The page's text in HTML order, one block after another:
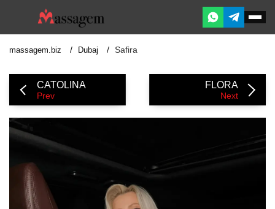
massagem.biz Dubaj Safira
CATOLINA
Prev
FLORA
Next